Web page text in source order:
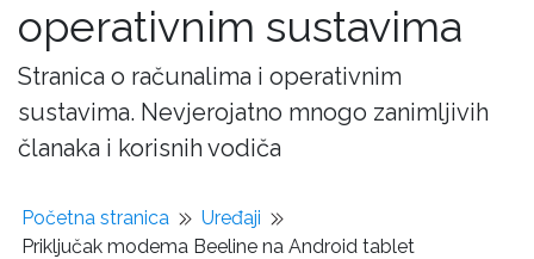
operativnim sustavima
Stranica o računalima i operativnim
sustavima. Nevjerojatno mnogo zanimljivih
članaka i korisnih vodiča
Početna stranica
Uređaji
Priključak modema Beeline na Android tablet